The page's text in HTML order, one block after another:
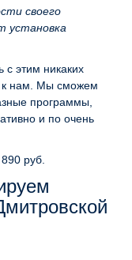
своего
установка
с этим никаких
к нам. Мы сможем
программы,
и по очень
руб.